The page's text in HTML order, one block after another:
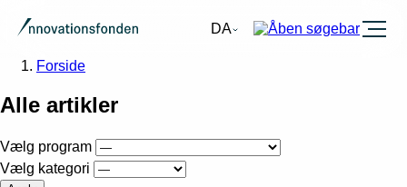
DA Burger
Forside
Alle artikler
Vælg program
Vælg kategori